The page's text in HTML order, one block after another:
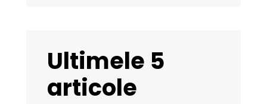
Ultimele 5
articole